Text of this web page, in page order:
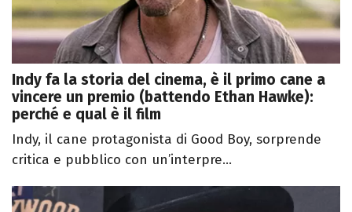
Indy fa la storia del cinema, è il primo cane a
vincere un premio (battendo Ethan Hawke):
perché e qual è il film
Indy, il cane protagonista di Good Boy, sorprende
critica e pubblico con un’interpre...